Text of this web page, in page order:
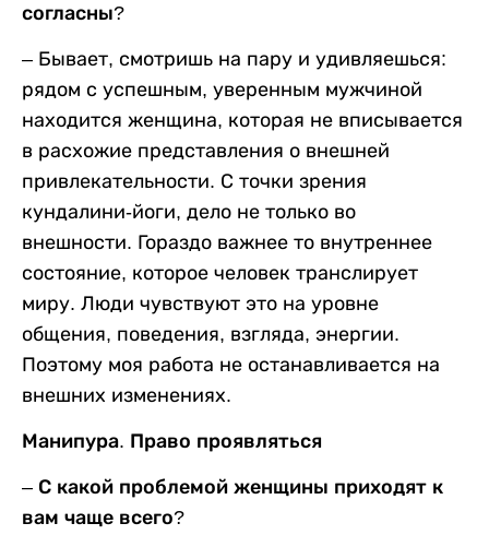
согласны?
– Бывает, смотришь на пару и удивляешься:
рядом с успешным, уверенным мужчиной
находится женщина, которая не вписывается
в расхожие представления о внешней
привлекательности. С точки зрения
кундалини-йоги, дело не только во
внешности. Гораздо важнее то внутреннее
состояние, которое человек транслирует
миру. Люди чувствуют это на уровне
общения, поведения, взгляда, энергии.
Поэтому моя работа не останавливается на
внешних изменениях.
Манипура. Право проявляться
– С какой проблемой женщины приходят к
вам чаще всего?